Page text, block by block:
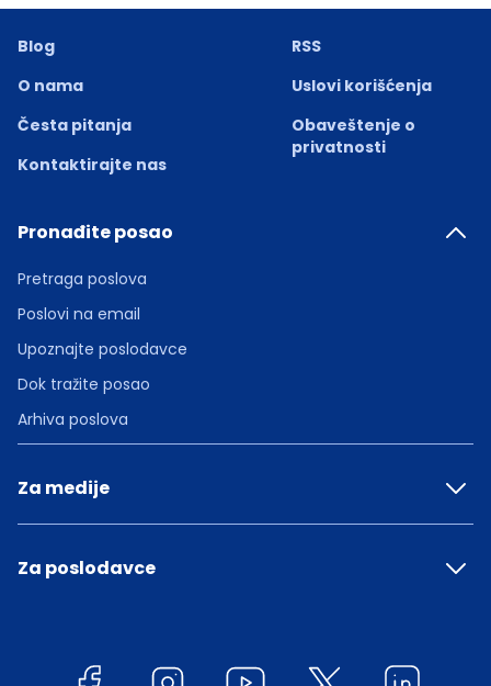
Blog
O nama
Česta pitanja
Kontaktirajte nas
RSS
Uslovi korišćenja
Obaveštenje o
privatnosti
Pronađite posao
Pretraga poslova
Poslovi na email
Upoznajte poslodavce
Dok tražite posao
Arhiva poslova
Za medije
Za poslodavce